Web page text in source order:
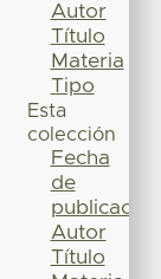
Autor
Título
Materia
Tipo
Esta
colección
Fecha
de
publicación
Autor
Título